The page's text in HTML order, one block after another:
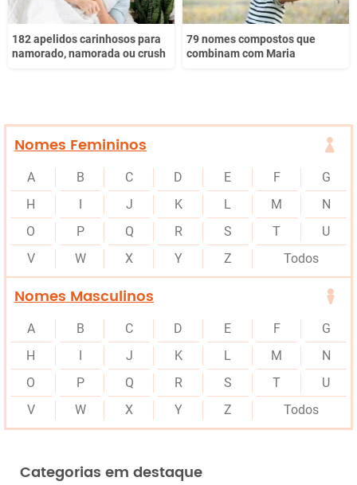
182 apelidos carinhosos para
namorado, namorada ou crush
79 nomes compostos que
combinam com Maria
Nomes Femininos
A B C D E F
G
H
I J K L M
N
O
P Q R S T
U
V
W X Y Z Todos
Nomes Masculinos
A B C D E F
G
H
I J K L M
N
O
P Q R S T
U
V
W X Y Z Todos
Categorias em destaque